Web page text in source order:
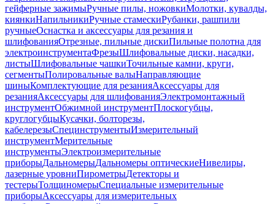
гейферные зажимыРучные пилы, ножовкиМолотки, кувалды,
киянкиНапильникиРучные стамескиРубанки, рашпили
ручныеОснастка и аксессуары для резания и
шлифованияОтрезные, пильные дискиПильные полотна для
электроинструментаФрезыШлифовальные диски, насадки,
листыШлифовальные чашкиТочильные камни, круги,
сегментыПолировальные валыНаправляющие
шиныКомплектующие для резанияАксессуары для
резанияАксессуары для шлифованияЭлектромонтажный
инструментОбжимной инструментПлоскогубцы,
круглогубцыКусачки, болторезы,
кабелерезыСпецинструментыИзмерительный
инструментМерительные
инструментыЭлектроизмерительные
приборыДальномерыДальномеры оптическиеНивелиры,
лазерные уровниПирометрыДетекторы и
тестерыТолщиномерыСпециальные измерительные
приборыАксессуары для измерительных